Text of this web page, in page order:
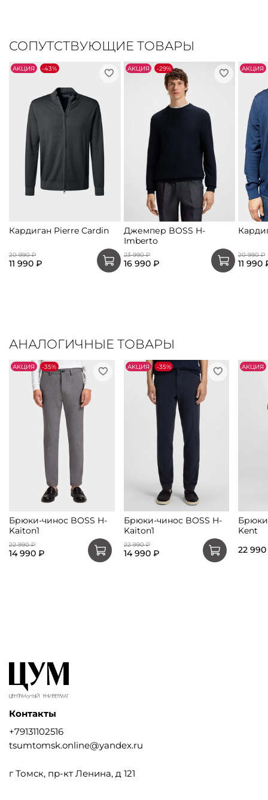
СОПУТСТВУЮЩИЕ ТОВАРЫ
АKЦИЯ -43%
Кардиган Pierre Cardin
20 990 ₽
11 990 ₽
АKЦИЯ -29%
Джемпер BOSS H-
Imberto
23 990 ₽
16 990 ₽
АKЦИЯ
20 990 ₽
11 990
АНАЛОГИЧНЫЕ ТОВАРЫ
АKЦИЯ -35%
Брюки-чинос BOSS H-
Kaiton1
22 990 ₽
14 990 ₽
АKЦИЯ -35%
Брюки-чинос BOSS H-
Kaiton1
22 990 ₽
14 990 ₽
АKЦИЯ
Kent
22
Контакты
+79131102516
tsumtomsk.online@yandex.ru
г Томск, пр-кт Ленина, д 121